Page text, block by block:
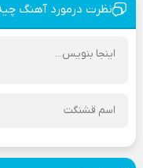
نظرت درمورد آهنگ